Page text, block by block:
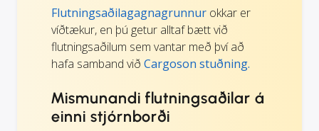
Flutningsaðilagagnagrunnur okkar er
víðtækur, en þú getur alltaf bætt við
flutningsaðilum sem vantar með því að
hafa samband við Cargoson stuðning.
Mismunandi flutningsaðilar á
einni stjórnborði